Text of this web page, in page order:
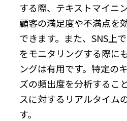
する際、テキストマイニ
顧客の満足度や不満点を
できます。また、SNS上
をモニタリングする際に
ングは有用です。特定の
ズの頻出度を分析するこ
スに対するリアルタイム
す。